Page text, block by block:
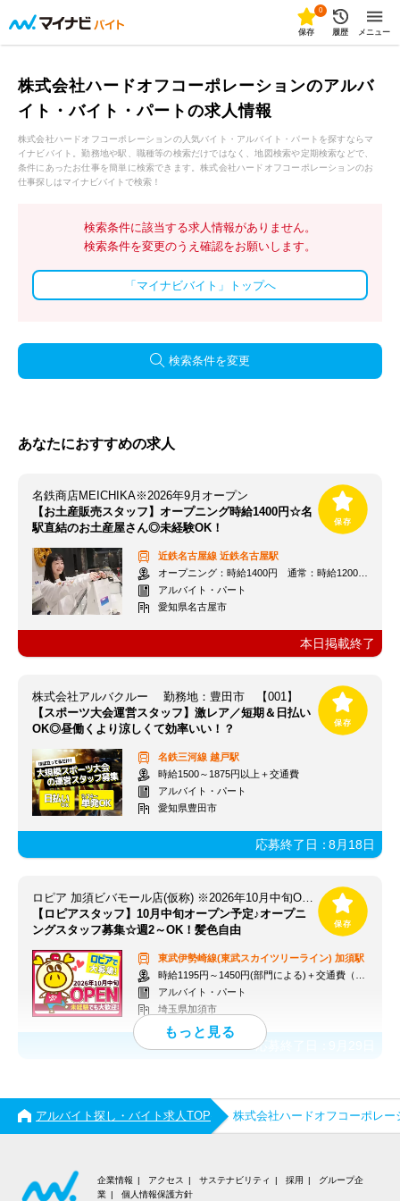
0
保存 履歴 メニュー
株式会社ハードオフコーポレーションのアルバ
イト・バイト・パートの求人情報
株式会社ハードオフコーポレーションの人気バイト・アルバイト・パートを探すならマ
イナビバイト。勤務地や駅、職種等の検索だけではなく、地図検索や定期検索などで、
条件にあったお仕事を簡単に検索できます。株式会社ハードオフコーポレーションのお
仕事探しはマイナビバイトで検索！
検索条件に該当する求人情報がありません。
検索条件を変更のうえ確認をお願いします。
「マイナビバイト」トップへ
検索条件を変更
あなたにおすすめの求人
名鉄商店MEICHIKA※2026年9月オープン
【お土産販売スタッフ】オープニング時給1400円☆名
駅直結のお土産屋さん◎未経験OK！
近鉄名古屋線 近鉄名古屋駅
オープニング：時給1400円 通常：時給1200円～＋交通費全額支給
アルバイト・パート
愛知県名古屋市
本日掲載終了
株式会社アルバクルー 勤務地：豊田市 【001】
【スポーツ大会運営スタッフ】激レア／短期＆日払い
OK◎昼働くより涼しくて効率いい！？
名鉄三河線 越戸駅
時給1500～1875円以上＋交通費
アルバイト・パート
愛知県豊田市
応募終了日：8月18日
ロピア 加須ビバモール店(仮称) ※2026年10月中旬OPEN予定
【ロピアスタッフ】10月中旬オープン予定♪オープニ
ングスタッフ募集☆週2～OK！髪色自由
東武伊勢崎線(東武スカイツリーライン) 加須駅
時給1195円～1450円(部門による)＋交通費（社内規定）
アルバイト・パート
埼玉県加須市
応募終了日：
アルバイト探し・バイト求人TOP 株式会社ハードオフコーポレ
企業情報 アクセス サステナビリティ 採用
グループ企
業
個人情報保護方針